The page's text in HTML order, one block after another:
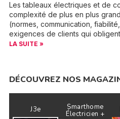
Les tableaux électriques et de
complexité de plus en plus
(normes, communication,
exigences de clients qui
LA SUITE »
DÉCOUVREZ NOS
J3e Smarthome
Électricien +